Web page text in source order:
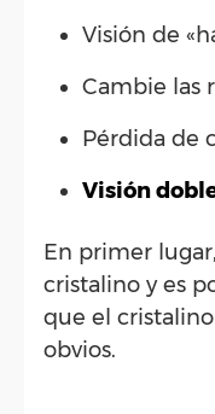
Visión de
Cambie las
Pérdida de
Visión
En primer
cristalino y es
que el
obvios.